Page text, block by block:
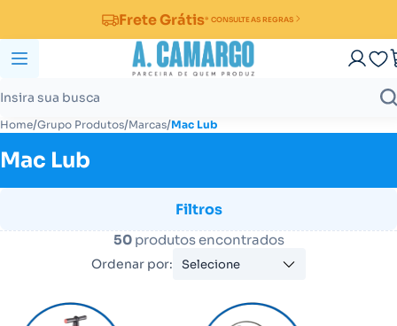
Frete Grátis* CONSULTE AS REGRAS
Home/Grupo Produtos/Marcas/Mac Lub
Mac Lub
Filtros
50produtos encontrados
Ordenar por: Selecione